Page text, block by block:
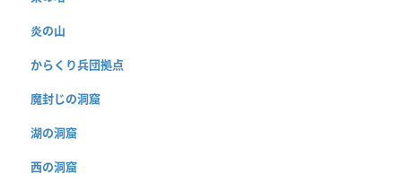
炎の山
からくり兵団拠点
魔封じの洞窟
湖の洞窟
西の洞窟